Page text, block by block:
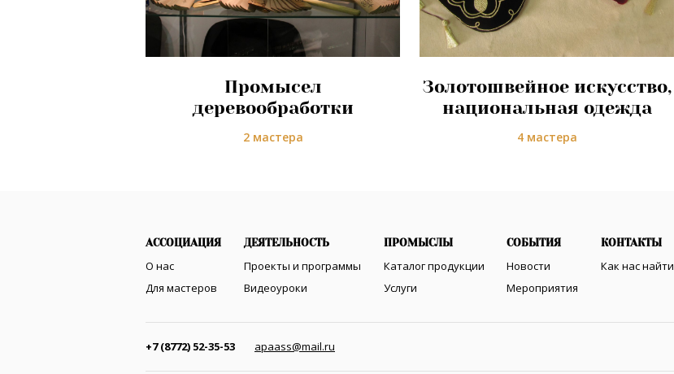
Промысел
деревообработки
2 мастера
Золотошвейное искусство,
национальная одежда
4 мастера
АССОЦИАЦИЯ
О нас
Для мастеров
ДЕЯТЕЛЬНОСТЬ
Проекты и программы
Видеоуроки
ПРОМЫСЛЫ
Каталог продукции
Услуги
СОБЫТИЯ
Новости
Мероприятия
КОНТАКТЫ
Как нас найти
+7 (8772) 52-35-53 apaass@mail.ru